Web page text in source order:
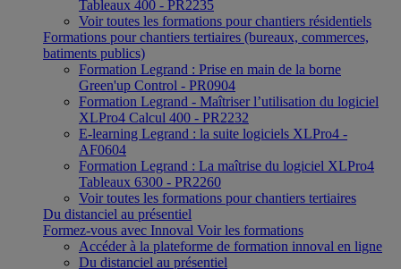
Tableaux 400 - PR2235
Voir toutes les formations pour chantiers résidentiels
Formations pour chantiers tertiaires (bureaux, commerces,
batiments publics)
Formation Legrand : Prise en main de la borne
Green'up Control - PR0904
Formation Legrand - Maîtriser l’utilisation du logiciel
XLPro4 Calcul 400 - PR2232
E-learning Legrand : la suite logiciels XLPro4 -
AF0604
Formation Legrand : La maîtrise du logiciel XLPro4
Tableaux 6300 - PR2260
Voir toutes les formations pour chantiers tertiaires
Du distanciel au présentiel
Formez-vous avec Innoval Voir les formations
Accéder à la plateforme de formation innoval en ligne
Du distanciel au présentiel